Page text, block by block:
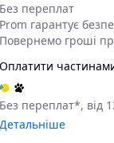
Без переплат
Prom гарантує
Повернемо гроші
Оплатити
Без переплат*, від
Детальніше